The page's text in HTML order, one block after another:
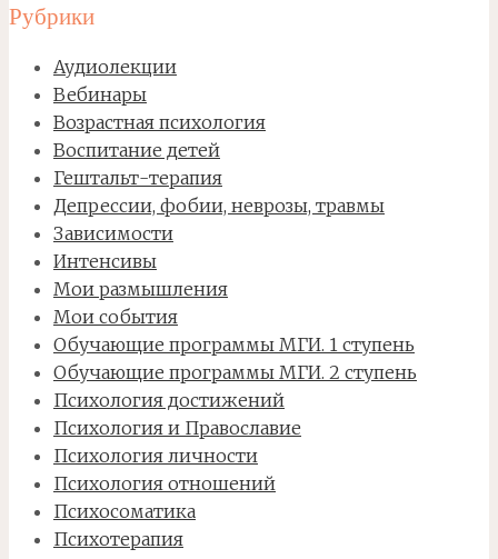
Рубрики
Аудиолекции
Вебинары
Возрастная психология
Воспитание детей
Гештальт-терапия
Депрессии, фобии, неврозы, травмы
Зависимости
Интенсивы
Мои размышления
Мои события
Обучающие программы МГИ. 1 ступень
Обучающие программы МГИ. 2 ступень
Психология достижений
Психология и Православие
Психология личности
Психология отношений
Психосоматика
Психотерапия